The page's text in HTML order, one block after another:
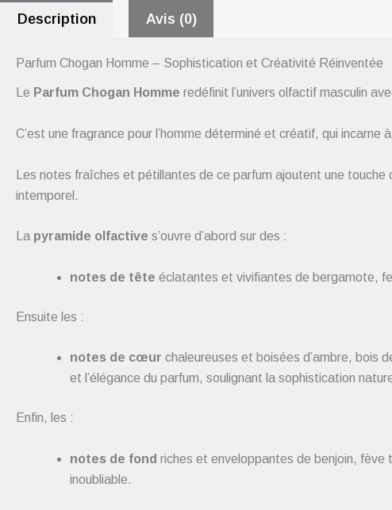
Description Avis (0)
Parfum Chogan Homme – Sophistication et Créativité Réinventée
Le Parfum Chogan Homme redéfinit l’univers olfactif masculin
C’est une fragrance pour l’homme déterminé et créatif, qui incarne
Les notes fraîches et pétillantes de ce parfum ajoutent une
intemporel.
La pyramide olfactive s’ouvre d’abord sur des :
notes de tête éclatantes et vivifiantes de bergamote,
Ensuite les :
notes de cœur chaleureuses et boisées d’ambre, bois
et l’élégance du parfum, soulignant la sophistication
Enfin, les :
notes de fond riches et enveloppantes de benjoin, fève
inoubliable.